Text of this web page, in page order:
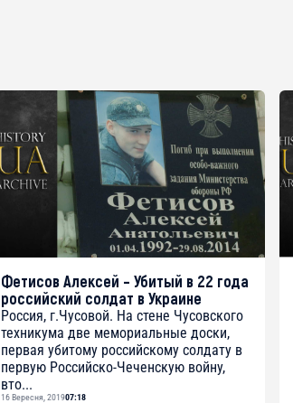
Фетисов Алексей – Убитый в 22 года
российский солдат в Украине
Россия, г.Чусовой. На стене Чусовского
техникума две мемориальные доски,
первая убитому российскому солдату в
первую Российско-Чеченскую войну,
вто...
16 Вересня, 201907:18